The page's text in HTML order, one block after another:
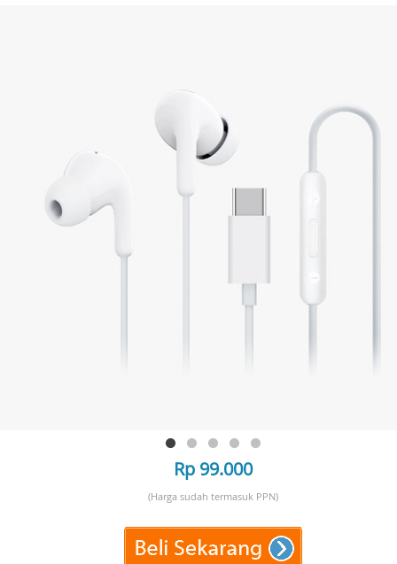
Rp 99.000
(Harga sudah termasuk PPN)